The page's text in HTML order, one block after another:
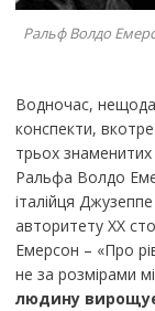
Ральф Волдо
Водночас,
конспекти,
трьох
Ральфа Волдо
італійця
авторитету ХХ
Емерсон – «Про
не за розмірами
людину вирощує